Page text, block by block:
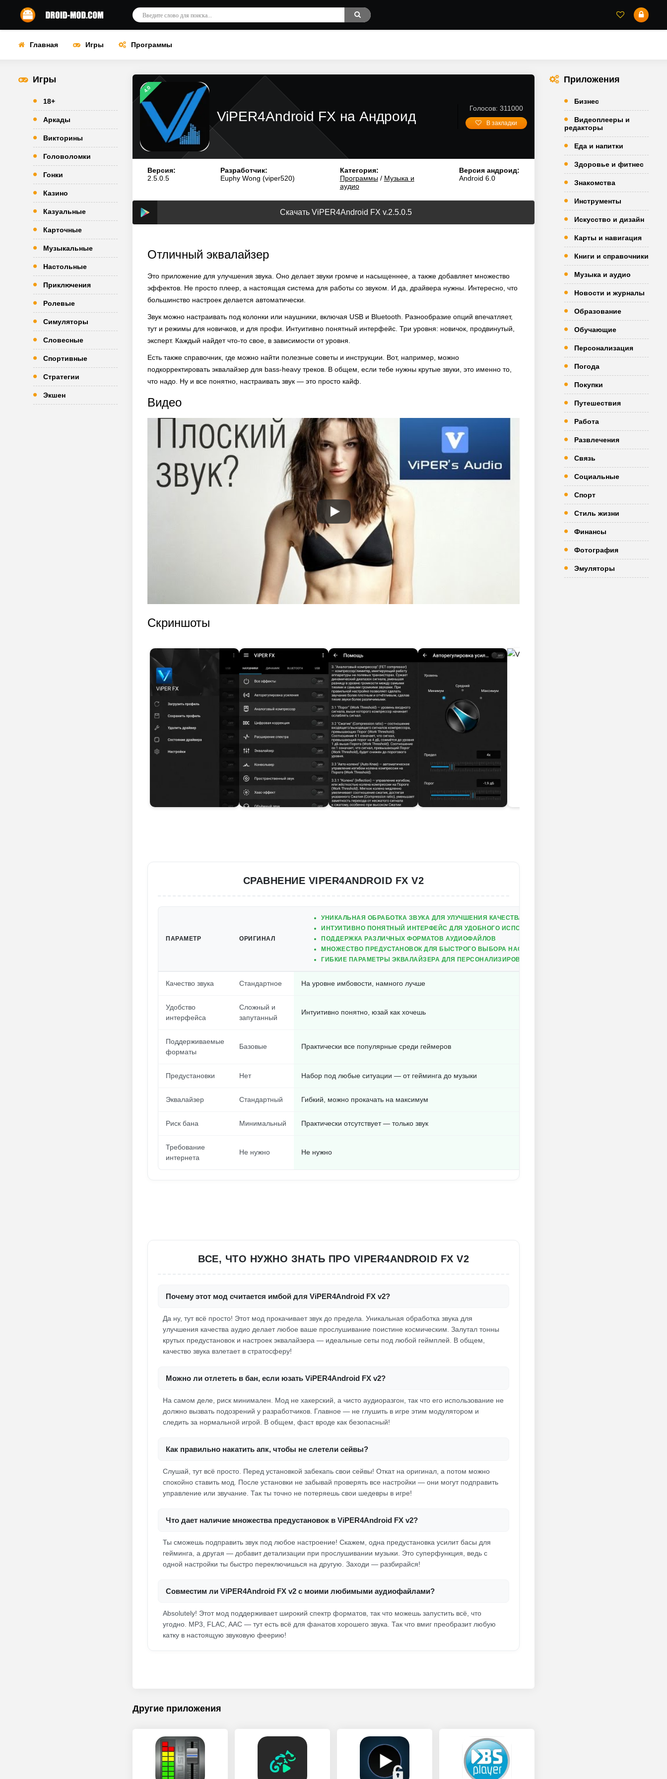
Главная Игры Программы
Игры
18+
Аркады
Викторины
Головоломки
Гонки
Казино
Казуальные
Карточные
Музыкальные
Настольные
Приключения
Ролевые
Симуляторы
Словесные
Спортивные
Стратегии
Экшен
4.0
ViPER4Android FX на Андроид
Голосов: 311000
В закладки
Версия:
2.5.0.5
Разработчик:
Euphy Wong (viper520)
Категория:
Программы/ Музыка и
аудио
Версия андроид:
Android 6.0
Скачать ViPER4Android FX v.2.5.0.5
Отличный эквалайзер
Это приложение для улучшения звука. Оно делает звуки громче и насыщеннее, а также добавляет множество
эффектов. Не просто плеер, а настоящая система для работы со звуком. И да, драйвера нужны. Интересно, что
большинство настроек делается автоматически.
Звук можно настраивать под колонки или наушники, включая USB и Bluetooth. Разнообразие опций впечатляет,
тут и режимы для новичков, и для профи. Интуитивно понятный интерфейс. Три уровня: новичок, продвинутый,
эксперт. Каждый найдет что-то свое, в зависимости от уровня.
Есть также справочник, где можно найти полезные советы и инструкции. Вот, например, можно
подкорректировать эквалайзер для bass-heavy треков. В общем, если тебе нужны крутые звуки, это именно то,
что надо. Ну и все понятно, настраивать звук — это просто кайф.
Видео
Скриншоты
СРАВНЕНИЕ VIPER4ANDROID FX V2
ПАРАМЕТР ОРИГИНАЛ
УНИКАЛЬНАЯ ОБРАБОТКА ЗВУКА ДЛЯ УЛУЧШЕНИЯ КАЧЕСТВА АУДИО
ИНТУИТИВНО ПОНЯТНЫЙ ИНТЕРФЕЙС ДЛЯ УДОБНОГО ИСПОЛЬЗОВАНИЯ
ПОДДЕРЖКА РАЗЛИЧНЫХ ФОРМАТОВ АУДИОФАЙЛОВ
МНОЖЕСТВО ПРЕДУСТАНОВОК ДЛЯ БЫСТРОГО ВЫБОРА НАСТРОЕК
ГИБКИЕ ПАРАМЕТРЫ ЭКВАЛАЙЗЕРА ДЛЯ ПЕРСОНАЛИЗИРОВАННОЙ НАСТРОЙКИ
Качество звука Стандартное На уровне имбовости, намного лучше
Удобство
интерфейса
Сложный и
запутанный
Интуитивно понятно, юзай как хочешь
Поддерживаемые
форматы
Базовые Практически все популярные среди геймеров
Предустановки Нет Набор под любые ситуации — от гейминга до музыки
Эквалайзер Стандартный Гибкий, можно прокачать на максимум
Риск бана Минимальный Практически отсутствует — только звук
Требование
интернета
Не нужно Не нужно
ВСЕ, ЧТО НУЖНО ЗНАТЬ ПРО VIPER4ANDROID FX V2
Почему этот мод считается имбой для ViPER4Android FX v2?
Да ну, тут всё просто! Этот мод прокачивает звук до предела. Уникальная обработка звука для
улучшения качества аудио делает любое ваше прослушивание поистине космическим. Залутал тонны
крутых предустановок и настроек эквалайзера — идеальные сеты под любой геймплей. В общем,
качество звука взлетает в стратосферу!
Можно ли отлететь в бан, если юзать ViPER4Android FX v2?
На самом деле, риск минимален. Мод не хакерский, а чисто аудиоразгон, так что его использование не
должно вызвать подозрений у разработчиков. Главное — не глушить в игре этим модулятором и
следить за нормальной игрой. В общем, фаст вроде как безопасный!
Как правильно накатить апк, чтобы не слетели сейвы?
Слушай, тут всё просто. Перед установкой забекапь свои сейвы! Откат на оригинал, а потом можно
спокойно ставить мод. После установки не забывай проверять все настройки — они могут подправить
управление или звучание. Так ты точно не потеряешь свои шедевры в игре!
Что дает наличие множества предустановок в ViPER4Android FX v2?
Ты сможешь подправить звук под любое настроение! Скажем, одна предустановка усилит басы для
гейминга, а другая — добавит детализации при прослушивании музыки. Это суперфункция, ведь с
одной настройки ты быстро переключишься на другую. Заходи — разбирайся!
Совместим ли ViPER4Android FX v2 с моими любимыми аудиофайлами?
Absolutely! Этот мод поддерживает широкий спектр форматов, так что можешь запустить всё, что
угодно. MP3, FLAC, AAC — тут есть всё для фанатов хорошего звука. Так что вмиг преобразит любую
катку в настоящую звуковую феерию!
Другие приложения
Приложения
Бизнес
Видеоплееры и
редакторы
Еда и напитки
Здоровье и фитнес
Знакомства
Инструменты
Искусство и дизайн
Карты и навигация
Книги и справочники
Музыка и аудио
Новости и журналы
Образование
Обучающие
Персонализация
Погода
Покупки
Путешествия
Работа
Развлечения
Связь
Социальные
Спорт
Стиль жизни
Финансы
Фотография
Эмуляторы